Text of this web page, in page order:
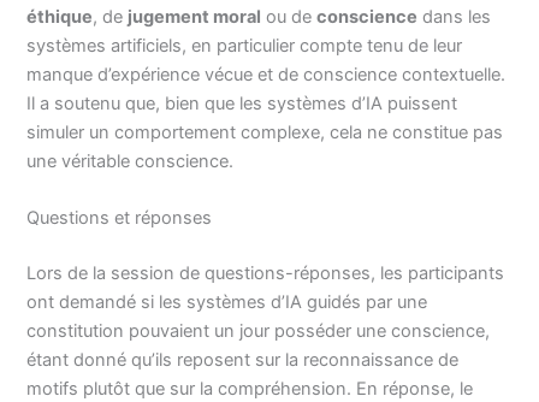
éthique, de jugement moral ou deconscience dans les
systèmes artificiels, en particulier compte tenu de leur
manque d’expérience vécue et de conscience contextuelle.
Il a soutenu que, bien que les systèmes d’IA puissent
simuler un comportement complexe, cela ne constitue pas
une véritable conscience.
Questions et réponses
Lors de la session de questions-réponses, les participants
ont demandé si les systèmes d’IA guidés par une
constitution pouvaient un jour posséder une conscience,
étant donné qu’ils reposent sur la reconnaissance de
motifs plutôt que sur la compréhension. En réponse, le